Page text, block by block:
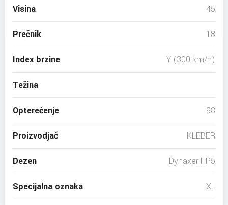
Visina 45
Prečnik 18
Index brzine Y (300 km/h)
Težina
Opterećenje 98
Proizvodjač KLEBER
Dezen Dynaxer HP5
Specijalna oznaka XL